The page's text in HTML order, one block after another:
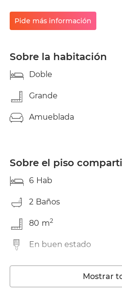
Pide más información
Sobre la habitación
Doble
Grande
Amueblada
Sobre el piso
6 Hab
2 Baños
80 m2
En buen estado
Lavadora
Wifi
Mostrar